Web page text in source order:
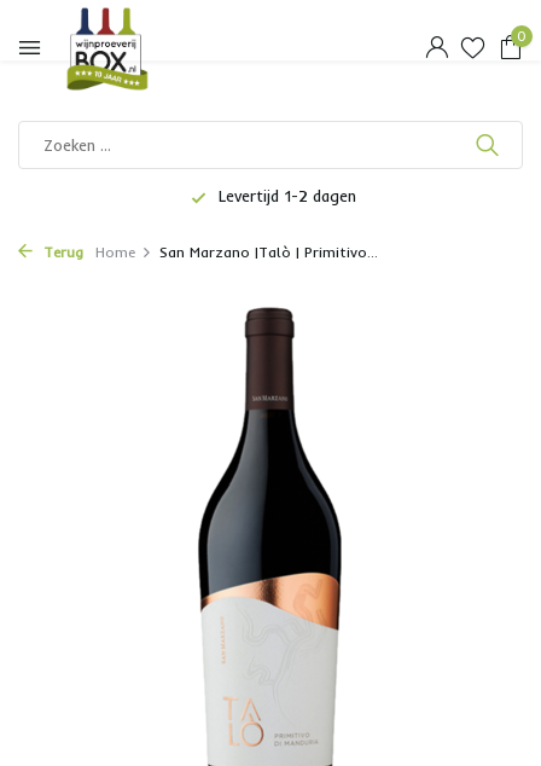
0
Levertijd 1-2 dagen
Terug Home San Marzano |Talò | Primitivo...